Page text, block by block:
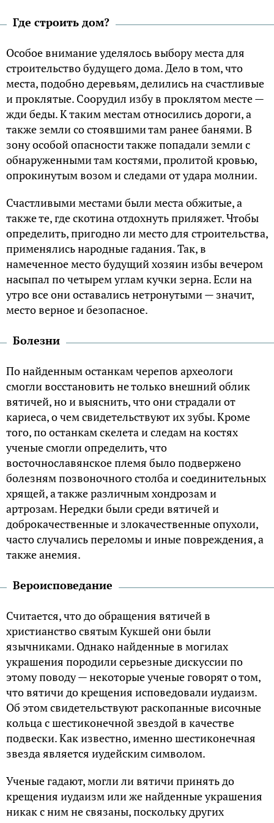
Где строить дом?
Особое внимание уделялось выбору места для
строительство будущего дома. Дело в том, что
места, подобно деревьям, делились на счастливые
и проклятые. Соорудил избу в проклятом месте —
жди беды. К таким местам относились дороги, а
также земли со стоявшими там ранее банями. В
зону особой опасности также попадали земли с
обнаруженными там костями, пролитой кровью,
опрокинутым возом и следами от удара молнии.
Счастливыми местами были места обжитые, а
также те, где скотина отдохнуть приляжет. Чтобы
определить, пригодно ли место для строительства,
применялись народные гадания. Так, в
намеченное место будущий хозяин избы вечером
насыпал по четырем углам кучки зерна. Если на
утро все они оставались нетронутыми — значит,
место верное и безопасное.
Болезни
По найденным останкам черепов археологи
смогли восстановить не только внешний облик
вятичей, но и выяснить, что они страдали от
кариеса, о чем свидетельствуют их зубы. Кроме
того, по останкам скелета и следам на костях
ученые смогли определить, что
восточнославянское племя было подвержено
болезням позвоночного столба и соединительных
хрящей, а также различным хондрозам и
артрозам. Нередки были среди вятичей и
доброкачественные и злокачественные опухоли,
часто случались переломы и иные повреждения, а
также анемия.
Вероисповедание
Считается, что до обращения вятичей в
христианство святым Кукшей они были
язычниками. Однако найденные в могилах
украшения породили серьезные дискуссии по
этому поводу — некоторые ученые говорят о том,
что вятичи до крещения исповедовали иудаизм.
Об этом свидетельствуют раскопанные височные
кольца с шестиконечной звездой в качестве
подвески. Как известно, именно шестиконечная
звезда является иудейским символом.
Ученые гадают, могли ли вятичи принять до
крещения иудаизм или же найденные украшения
никак с ним не связаны, поскольку других